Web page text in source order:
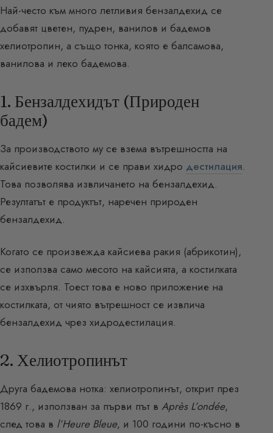
Най-често към много летливия бензалдехид се
добавят цветен, пудрен, ванилов и бадемов
хелиотропин, а също тонка, която е балсамова,
ванилова и леко бадемова.
1. Бензалдехидът (Природен
бадем)
За производството му се взема вътрешността на
кайсиевите костилки и се прави хидро дестилация.
Това позволява извличането на бензалдехид.
Резултатът е продуктът, наречен природен
бензалдехид.
Когато се произвежда кайсиева ракия (абрикотин),
се използва само месото на кайсията, а костилката
се изхвърля. Тоест това е ново приложение на
костилката, от чиято вътрешност се извлича
бензалдехид чрез хидродестилация.
2. Хелиотропинът
Друга бадемова нотка: хелиотропинът, открит през
1869 г., използван за първи път в Après L’ondée,
след това в l’Heure Bleue, и 100 години по-късно в